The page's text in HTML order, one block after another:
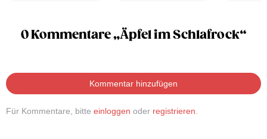
0 Kommentare „Äpfel im Schlafrock“
Kommentar hinzufügen
Für Kommentare, bitte einloggen oder registrieren.